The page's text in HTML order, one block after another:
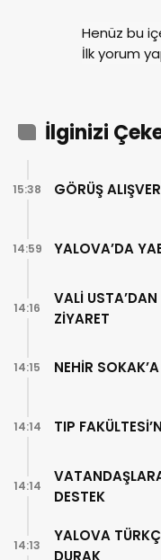
Henüz bu
İlk yorum
İlginizi
GÖRÜŞ
15:38
YALOVA’DA
14:59
VALİ USTA’DAN
ZİYARET
14:16
NEHİR
14:15
TIP
14:14
DESTEK
14:14
YALOVA
DURAK
14:13